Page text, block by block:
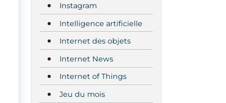
Instagram
Intelligence artificielle
Internet des objets
Internet News
Internet of Things
Jeu du mois